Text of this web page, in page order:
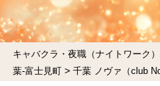
キャバクラ・夜職（ナイトワーク
葉-富士見町> 千葉 ノヴァ（club